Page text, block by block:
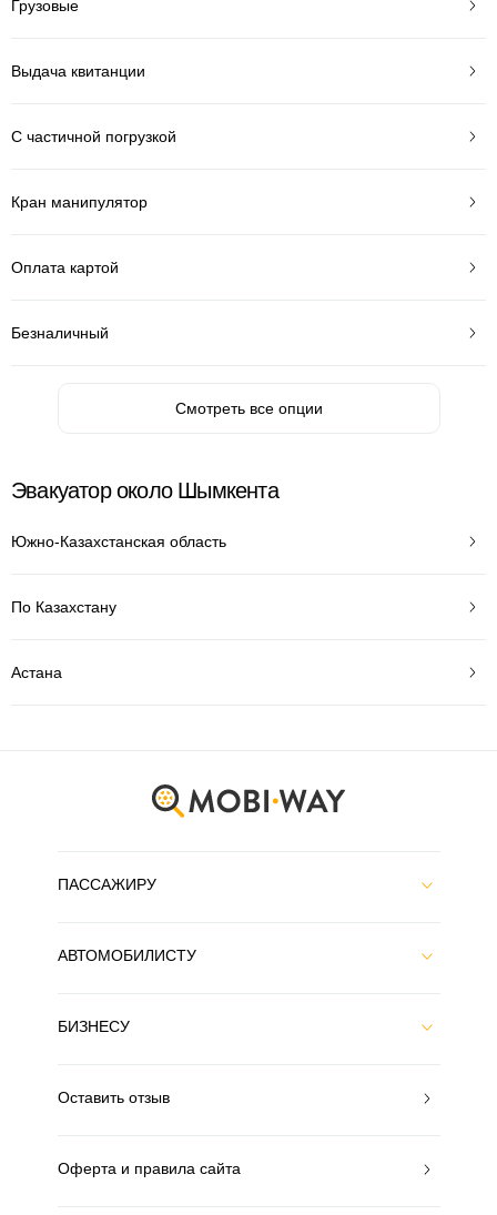
Грузовые
Выдача квитанции
С частичной погрузкой
Кран манипулятор
Оплата картой
Безналичный
Смотреть все опции
Эвакуатор около Шымкента
Южно-Казахстанская область
По Казахстану
Астана
ПАССАЖИРУ
АВТОМОБИЛИСТУ
БИЗНЕСУ
Оставить отзыв
Оферта и правила сайта